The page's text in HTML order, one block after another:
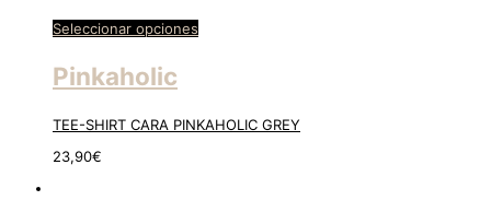
Seleccionar opciones
Pinkaholic
TEE-SHIRT CARA PINKAHOLIC GREY
23,90€